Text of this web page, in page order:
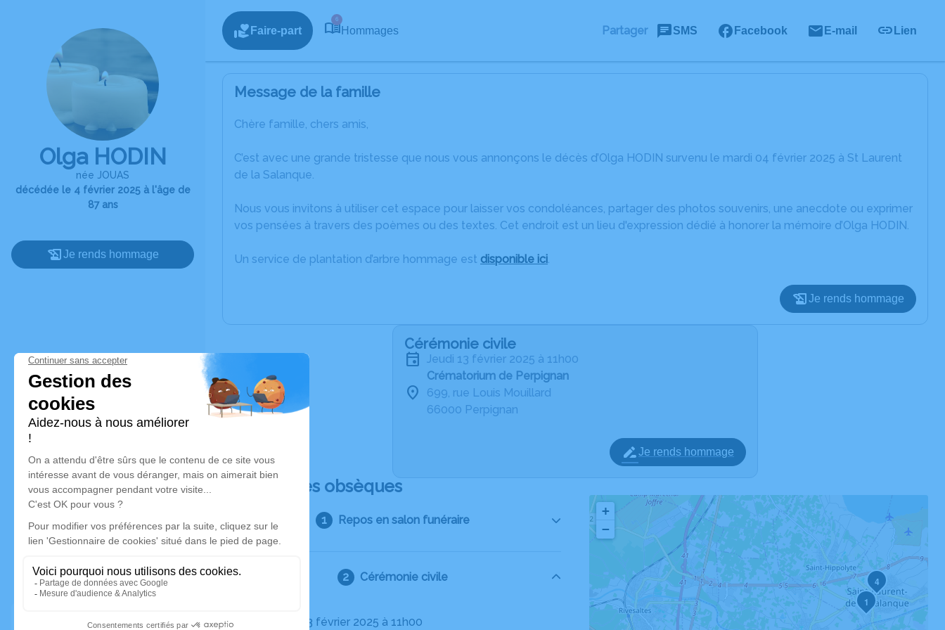
Olga HODIN
née JOUAS
décédée le 4 février 2025 à l'âge de
87 ans
Je rends hommage
Faire-part
6
Hommages Partager SMS Facebook E-mail Lien
Message de la famille
Chère famille, chers amis,
C’est avec une grande tristesse que nous vous annonçons le décès d’Olga HODIN survenu le mardi 04 février 2025 à St Laurent
de la Salanque.
Nous vous invitons à utiliser cet espace pour laisser vos condoléances, partager des photos souvenirs, une anecdote ou exprimer
vos pensées à travers des poèmes ou des textes. Cet endroit est un lieu d'expression dédié à honorer la mémoire d’Olga HODIN.
Un service de plantation d’arbre hommage est disponible ici.
Je rends hommage
Cérémonie civile
jeudi 13 février 2025 à 11h00
Crématorium de Perpignan
699, rue Louis Mouillard
66000 Perpignan
Je rends hommage
Déroulé des obsèques
Repos en salon funéraire
Cérémonie civile
Le jeudi 13 février 2025 à 11h00
1
4
+
−